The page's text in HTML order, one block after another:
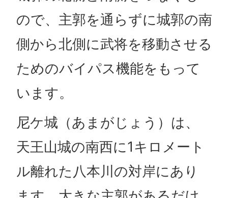
ので、主郭を通らずに城郭の南
側から北側に武将を移動させる
ためのバイパス機能をもって
います。
尼ケ城（あまがじょう）は、
天王山城の南西に1キロメート
ル離れた八本川の対岸にあり